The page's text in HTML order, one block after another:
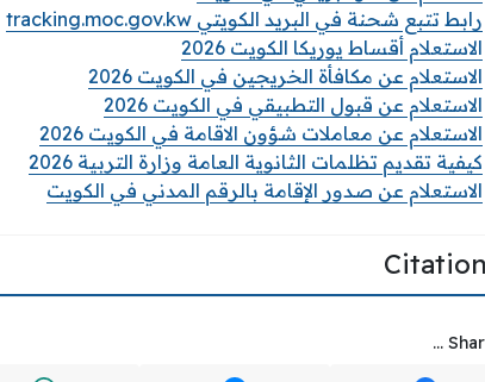
رابط تتبع شحنة في البريد الكويتي tracking.moc.gov.kw
الاستعلام أقساط يوريكا الكويت 2026
الاستعلام عن مكافأة الخريجين في الكويت 2026
الاستعلام عن قبول التطبيقي في الكويت 2026
الاستعلام عن معاملات شؤون الاقامة في الكويت 2026
كيفية تقديم تظلمات الثانوية العامة وزارة التربية 2026
الاستعلام عن صدور الإقامة بالرقم المدني في الكويت